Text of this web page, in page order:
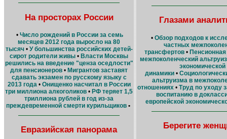
На просторах России
• Число рождений в России за семь
месяцев 2012 года выросло на 80
тысяч• У большинства российских детей-
сирот родители живы • Власти Москвы
решились на введение "ценза оседлости"
для пенсионеров • Мигрантов заставят
сдавать экзамен по русскому языку с
2013 года• Онищенко насчитал в России
три миллиона алкоголиков • РФ теряет 1,5
триллиона рублей в год из-за
преждевременной смерти курильщиков •
Евразийская панорама
Глазами
• Обзор подходов к
частных
трансфертов•
межпоколенческий
экономической
динамики •
альтруизма в
отношениях• Труд по уходу
воспитанию в
европейской
Берегите